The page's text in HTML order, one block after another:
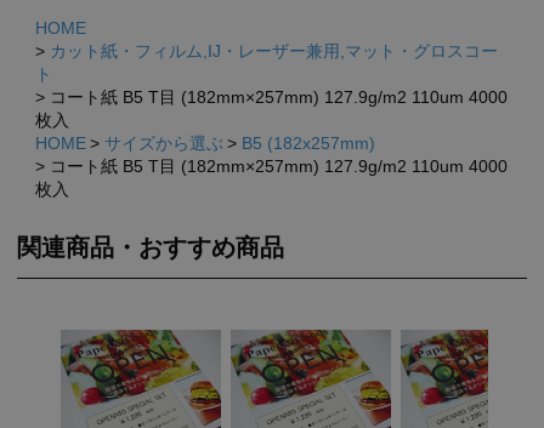
HOME
カット紙・フィルム,IJ・レーザー兼用,マット・グロスコー
ト
コート紙 B5 T目 (182mm×257mm) 127.9g/m2 110um 4000
枚入
HOME
サイズから選ぶ
B5 (182x257mm)
コート紙 B5 T目 (182mm×257mm) 127.9g/m2 110um 4000
枚入
関連商品・おすすめ商品